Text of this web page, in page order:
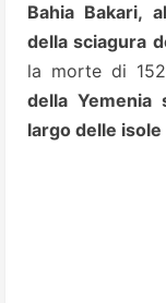
Bahia Bakari,
della sciagura
la morte di
della Yemenia
largo delle